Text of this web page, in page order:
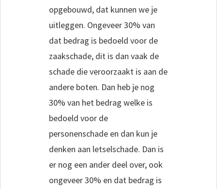
opgebouwd, dat kunnen we je
uitleggen. Ongeveer 30% van
dat bedrag is bedoeld voor de
zaakschade, dit is dan vaak de
schade die veroorzaakt is aan de
andere boten. Dan heb je nog
30% van het bedrag welke is
bedoeld voor de
personenschade en dan kun je
denken aan letselschade. Dan is
er nog een ander deel over, ook
ongeveer 30% en dat bedrag is